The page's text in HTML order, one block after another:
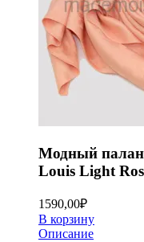
Модный
Louis Light
1590,00₽
В корзину
Описание